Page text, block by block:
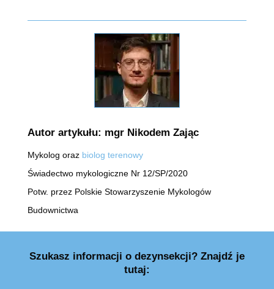
Autor artykułu: mgr Nikodem Zając
Mykolog oraz biolog terenowy
Świadectwo mykologiczne Nr 12/SP/2020
Potw. przez Polskie Stowarzyszenie Mykologów
Budownictwa
Szukasz informacji o dezynsekcji? Znajdź je
tutaj: